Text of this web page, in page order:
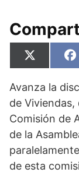
Compartir
en
X
(
w
t
t
e
r
F
e
o
Avanza la
de Viviendas,
Comisión de
de la
de esta